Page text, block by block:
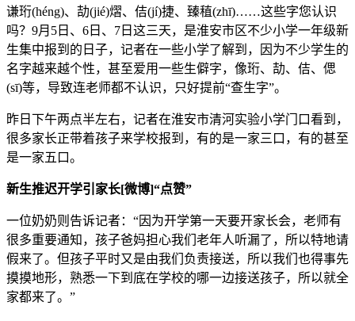
谦珩(héng)、劼(jié)熠、佶(jí)捷、臻稙(zhī)……这些字您认识
吗？9月5日、6日、7日这三天，是淮安市区不少小学一年级新
生集中报到的日子，记者在一些小学了解到，因为不少学生的
名字越来越个性，甚至爱用一些生僻字，像珩、劼、佶、偲
(sī)等，导致连老师都不认识，只好提前“查生字”。
昨日下午两点半左右，记者在淮安市清河实验小学门口看到，
很多家长正带着孩子来学校报到，有的是一家三口，有的甚至
是一家五口。
新生推迟开学引家长[微博]“点赞”
一位奶奶则告诉记者：“因为开学第一天要开家长会，老师有
很多重要通知，孩子爸妈担心我们老年人听漏了，所以特地请
假来了。但孩子平时又是由我们负责接送，所以我们也得事先
摸摸地形，熟悉一下到底在学校的哪一边接送孩子，所以就全
家都来了。”